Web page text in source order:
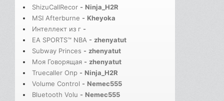
ShizuCallRecor - Ninja_H2R
MSI Afterburne - Kheyoka
Интеллект из г -
EA SPORTS™ NBA - zhenyatut
Subway Princes - zhenyatut
Моя Говорящая - zhenyatut
Truecaller Опр - Ninja_H2R
Volume Control - Nemec555
Bluetooth Volu - Nemec555